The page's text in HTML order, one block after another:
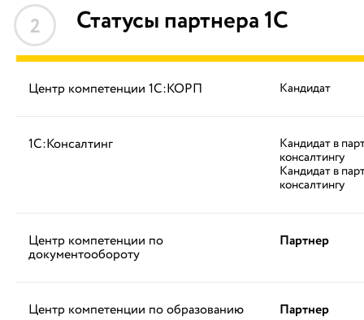
2 Статусы партнера 1С
Центр компетенции 1С:КОРП Кандидат
1С:Консалтинг Кандидат в
консалтингу
Кандидат в
консалтингу
Центр компетенции по
документообороту
Партнер
Центр компетенции по образованию Партнер